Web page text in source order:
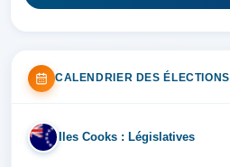
CALENDRIER DES ÉLECTIONS
IL Iles Cooks : Législatives